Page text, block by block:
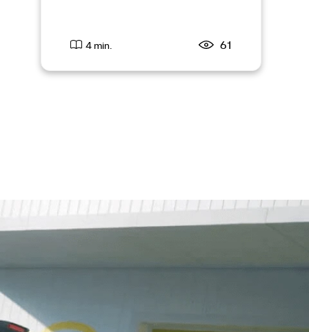
4 min. 61